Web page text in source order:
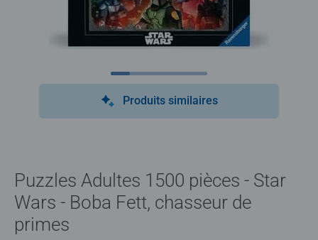
Produits similaires
Puzzles Adultes 1500 pièces - Star
Wars - Boba Fett, chasseur de
primes